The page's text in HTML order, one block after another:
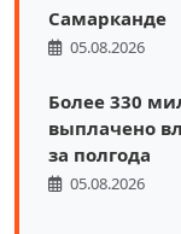
Самарканде
05.08.2026
Более 330
выплачено
за полгода
05.08.2026